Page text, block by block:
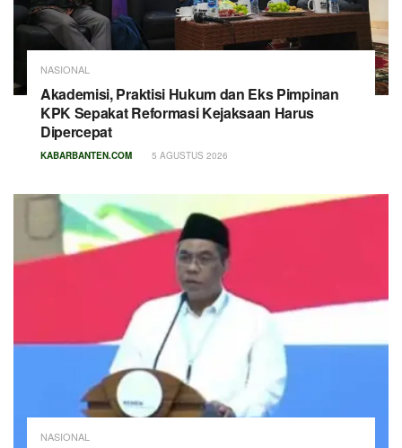
NASIONAL
Akademisi, Praktisi Hukum dan Eks Pimpinan
KPK Sepakat Reformasi Kejaksaan Harus
Dipercepat
KABARBANTEN.COM 5 AGUSTUS 2026
NASIONAL